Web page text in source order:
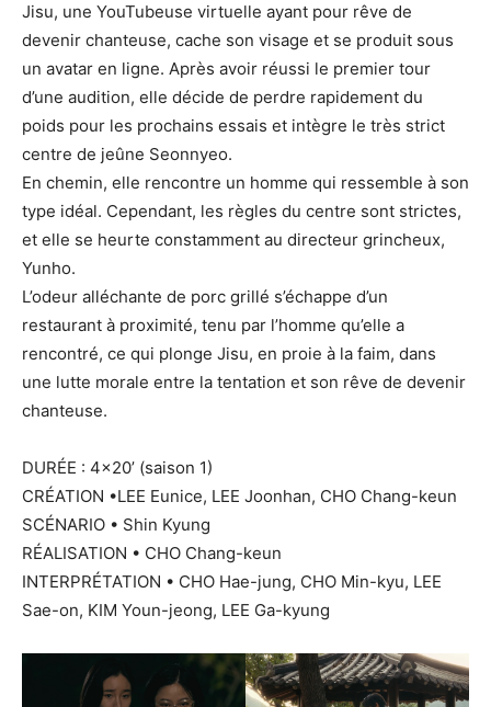
Jisu, une YouTubeuse virtuelle ayant pour rêve de
devenir chanteuse, cache son visage et se produit sous
un avatar en ligne. Après avoir réussi le premier tour
d’une audition, elle décide de perdre rapidement du
poids pour les prochains essais et intègre le très strict
centre de jeûne Seonnyeo.
En chemin, elle rencontre un homme qui ressemble à son
type idéal. Cependant, les règles du centre sont strictes,
et elle se heurte constamment au directeur grincheux,
Yunho.
L’odeur alléchante de porc grillé s’échappe d’un
restaurant à proximité, tenu par l’homme qu’elle a
rencontré, ce qui plonge Jisu, en proie à la faim, dans
une lutte morale entre la tentation et son rêve de devenir
chanteuse.
DURÉE : 4×20’ (saison 1)
CRÉATION •LEE Eunice, LEE Joonhan, CHO Chang-keun
SCÉNARIO • Shin Kyung
RÉALISATION • CHO Chang-keun
INTERPRÉTATION • CHO Hae-jung, CHO Min-kyu, LEE
Sae-on, KIM Youn-jeong, LEE Ga-kyung